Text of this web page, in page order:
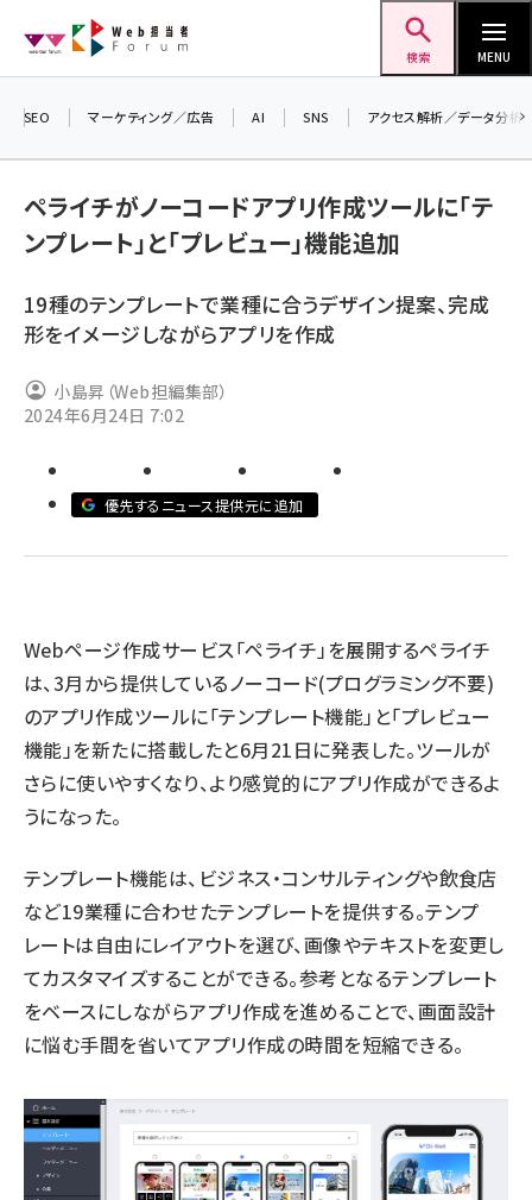
ン
検索 MENU
ai (2811)
note (2315)
z世代 (1623)
SEO マーケティング／広告 AI SNS アクセス解析／データ分析
ペライチがノーコードアプリ作成ツールに「テ
ンプレート」と「プレビュー」機能追加
19種のテンプレートで業種に合うデザイン提案、完成
形をイメージしながらアプリを作成
小島昇（Web担編集部）
2024年6月24日 7:02
優先するニュース提供元に追加
Webページ作成サービス「ペライチ」を展開するペライチ
は、3月から提供しているノーコード(プログラミング不要)
のアプリ作成ツールに「テンプレート機能」と「プレビュー
機能」を新たに搭載したと6月21日に発表した。ツールが
さらに使いやすくなり、より感覚的にアプリ作成ができるよ
うになった。
テンプレート機能は、ビジネス・コンサルティングや飲食店
など19業種に合わせたテンプレートを提供する。テンプ
レートは自由にレイアウトを選び、画像やテキストを変更し
てカスタマイズすることができる。参考となるテンプレート
をベースにしながらアプリ作成を進めることで、画面設計
に悩む手間を省いてアプリ作成の時間を短縮できる。
る